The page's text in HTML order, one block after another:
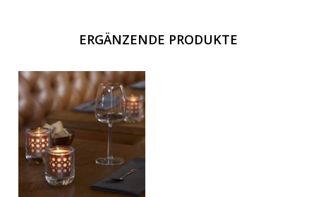
ERGÄNZENDE PRODUKTE